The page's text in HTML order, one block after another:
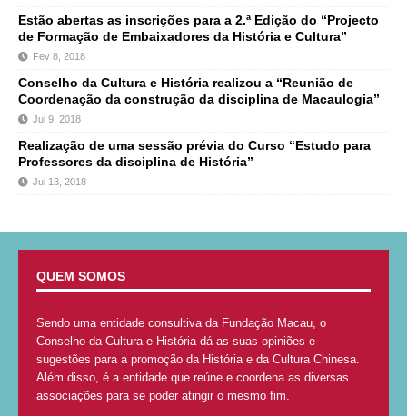
Estão abertas as inscrições para a 2.ª Edição do “Projecto
de Formação de Embaixadores da História e Cultura”
Fev 8, 2018
Conselho da Cultura e História realizou a “Reunião de
Coordenação da construção da disciplina de Macaulogia”
Jul 9, 2018
Realização de uma sessão prévia do Curso “Estudo para
Professores da disciplina de História”
Jul 13, 2018
QUEM SOMOS
Sendo uma entidade consultiva da Fundação Macau, o
Conselho da Cultura e História dá as suas opiniões e
sugestões para a promoção da História e da Cultura Chinesa.
Além disso, é a entidade que reúne e coordena as diversas
associações para se poder atingir o mesmo fim.